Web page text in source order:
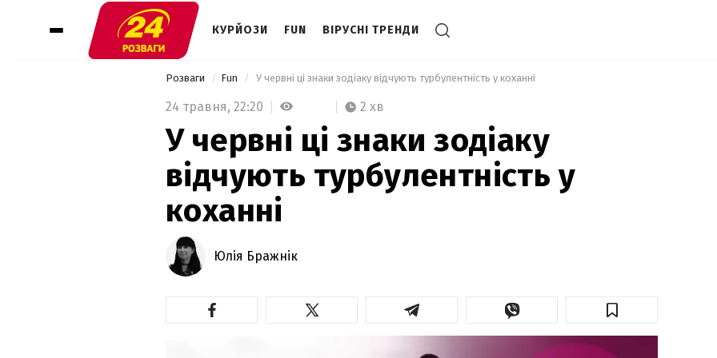
КУРЙОЗИ FUN ВІРУСНІ ТРЕНДИ
Розваги Fun У червні ці знаки зодіаку відчують турбулентність у коханні
24 травня, 22:20 2 хв
У червні ці знаки зодіаку
відчують турбулентність у
коханні
Юлія Бражнік